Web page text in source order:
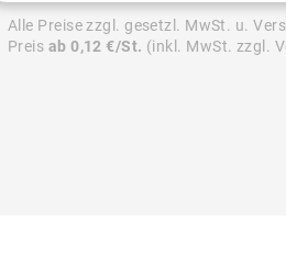
Alle Preise zzgl. gesetzl. MwSt. u.
Preis ab 0,12 €/St. (inkl. MwSt. zzgl.